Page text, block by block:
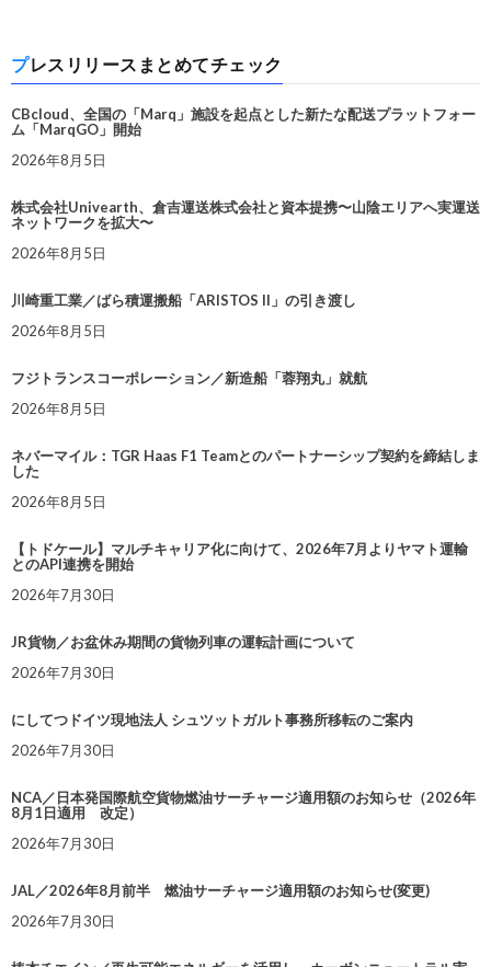
プレスリリースまとめてチェック
CBcloud、全国の「Marq」施設を起点とした新たな配送プラットフォー
ム「MarqGO」開始
2026年8月5日
株式会社Univearth、倉吉運送株式会社と資本提携〜山陰エリアへ実運送
ネットワークを拡大〜
2026年8月5日
川崎重工業／ばら積運搬船「ARISTOS II」の引き渡し
2026年8月5日
フジトランスコーポレーション／新造船「蓉翔丸」就航
2026年8月5日
ネバーマイル：TGR Haas F1 Teamとのパートナーシップ契約を締結しま
した
2026年8月5日
【トドケール】マルチキャリア化に向けて、2026年7月よりヤマト運輸
とのAPI連携を開始
2026年7月30日
JR貨物／お盆休み期間の貨物列車の運転計画について
2026年7月30日
にしてつドイツ現地法人 シュツットガルト事務所移転のご案内
2026年7月30日
NCA／日本発国際航空貨物燃油サーチャージ適用額のお知らせ（2026年
8月1日適用 改定）
2026年7月30日
JAL／2026年8月前半 燃油サーチャージ適用額のお知らせ(変更)
2026年7月30日